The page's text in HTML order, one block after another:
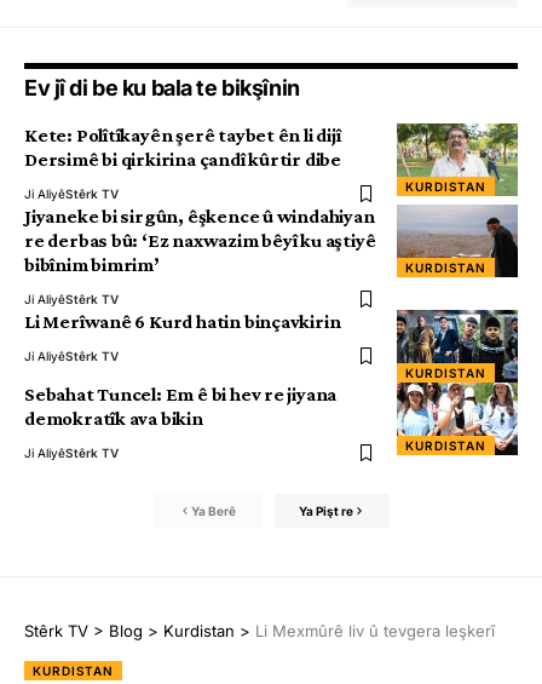
Ev jî di be ku bala te bikşînin
KURDISTAN
Kete: Polîtîkayên şerê taybet ên li dijî
Dersimê bi qirkirina çandî kûrtir dibe
Ji AliyêStêrk TV
KURDISTAN
Jiyaneke bi sirgûn, êşkence û windahiyan
re derbas bû: ‘Ez naxwazim bêyî ku aştiyê
bibînim bimrim’
Ji AliyêStêrk TV
KURDISTAN
Li Merîwanê 6 Kurd hatin binçavkirin
Ji AliyêStêrk TV
KURDISTAN
Sebahat Tuncel: Em ê bi hev re jiyana
demokratîk ava bikin
Ji AliyêStêrk TV
Ya Berê Ya Pişt re
Stêrk TV > Blog > Kurdistan > Li Mexmûrê liv û tevgera leşkerî
KURDISTAN